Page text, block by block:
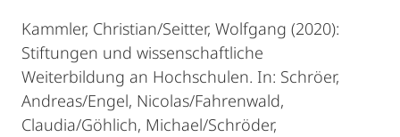
Kammler, Christian/Seitter, Wolfgang (2020):
Stiftungen und wissenschaftliche
Weiterbildung an Hochschulen. In: Schröer,
Andreas/Engel, Nicolas/Fahrenwald,
Claudia/Göhlich, Michael/Schröder,